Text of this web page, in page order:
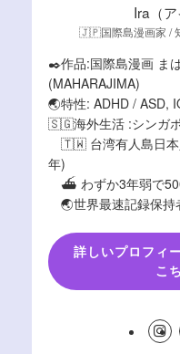
Ira（ア
🇯🇵国際島漫画家 /
✒️作品:国際島漫画 ま
(MAHARAJIMA)
🌏特性: ADHD / ASD,
🇸🇬海外生活 :シンガ
🇹🇼 台湾有人島日本
年)
⛴️ わずか3年弱で
🌏世界最速記録保持
詳しいプロフィ
こ